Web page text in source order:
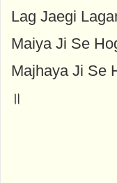
Lag Jaegi
Maiya Ji Se
Majhaya Ji Se
॥